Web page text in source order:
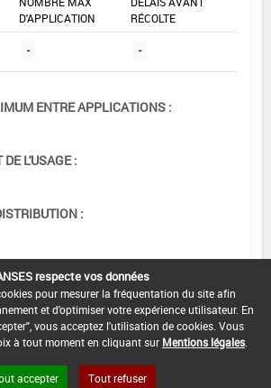
D'APPLICATION
RÉCOLTE
- -
ENTRE APPLICATIONS :
DE L'USAGE :
:
:
respecte vos données
pour mesurer la fréquentation du site afin
et d'optimiser votre expérience utilisateur. En
vous acceptez l'utilisation de cookies. Vous
à tout moment en cliquant sur Mentions légales
accepter Tout refuser